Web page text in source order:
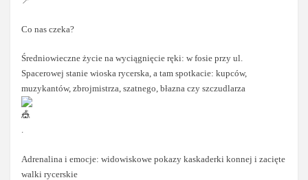
Co nas czeka?
Średniowieczne życie na wyciągnięcie ręki: w fosie przy ul.
Spacerowej stanie wioska rycerska, a tam spotkacie: kupców,
muzykantów, zbrojmistrza, szatnego, błazna czy szczudlarza
.
Adrenalina i emocje: widowiskowe pokazy kaskaderki konnej i zacięte
walki rycerskie